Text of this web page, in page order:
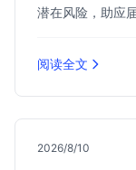
潜在风险，助应
阅读全文
2026/8/10